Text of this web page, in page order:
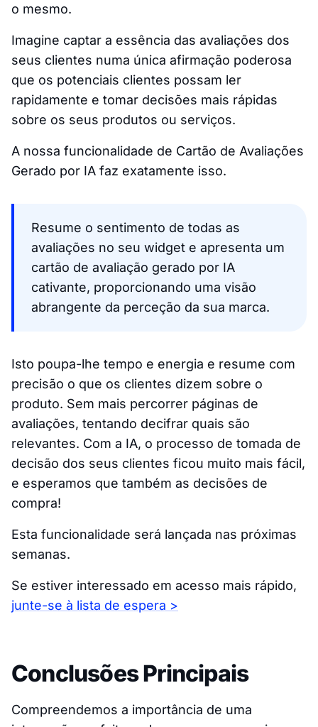
o mesmo.
Imagine captar a essência das avaliações dos
seus clientes numa única afirmação poderosa
que os potenciais clientes possam ler
rapidamente e tomar decisões mais rápidas
sobre os seus produtos ou serviços.
A nossa funcionalidade de Cartão de Avaliações
Gerado por IA faz exatamente isso.
Resume o sentimento de todas as
avaliações no seu widget e apresenta um
cartão de avaliação gerado por IA
cativante, proporcionando uma visão
abrangente da perceção da sua marca.
Isto poupa-lhe tempo e energia e resume com
precisão o que os clientes dizem sobre o
produto. Sem mais percorrer páginas de
avaliações, tentando decifrar quais são
relevantes. Com a IA, o processo de tomada de
decisão dos seus clientes ficou muito mais fácil,
e esperamos que também as decisões de
compra!
Esta funcionalidade será lançada nas próximas
semanas.
Se estiver interessado em acesso mais rápido,
junte-se à lista de espera >
Conclusões Principais
Compreendemos a importância de uma